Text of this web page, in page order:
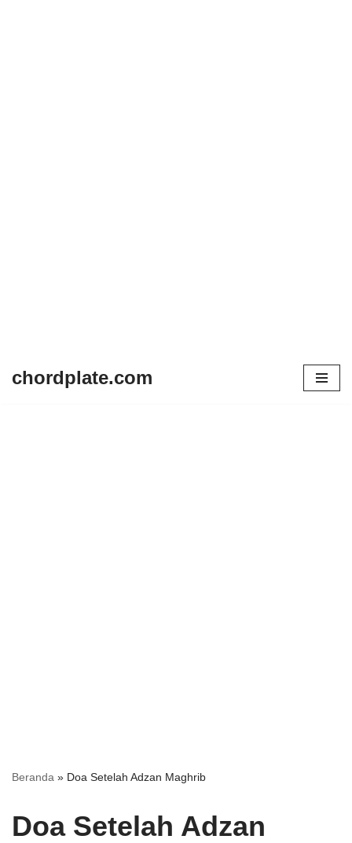
chordplate.com
Beranda » Doa Setelah Adzan Maghrib
Doa Setelah Adzan